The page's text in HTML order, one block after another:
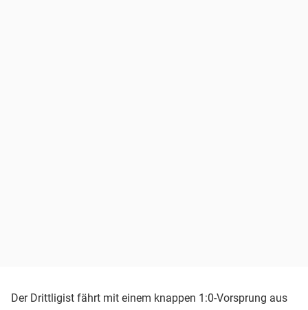
Der Drittligist fährt mit einem knappen 1:0-Vorsprung aus